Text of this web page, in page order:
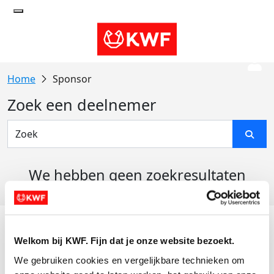
Welkom bij KWF. Fijn dat je onze website bezoekt.
We gebruiken cookies en vergelijkbare technieken om
Sponsor
Zoek een deelnemer
We hebben geen zoekresultaten
Actiematerialen
Evenementen